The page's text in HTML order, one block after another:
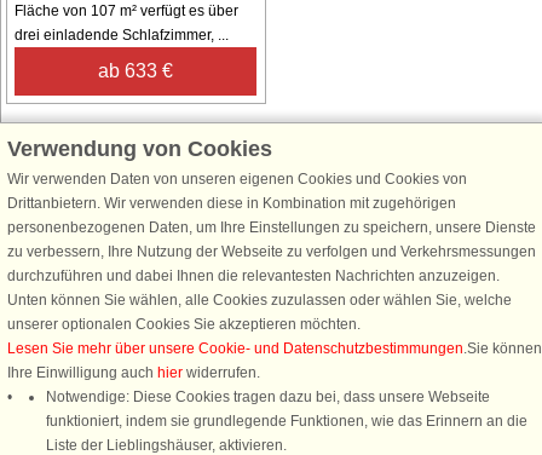
Fläche von 107 m² verfügt es über
drei einladende Schlafzimmer, ...
ab 633 €
Schließen Sie sich 100.000 Ferienhaus-Fans an
Erhalten Sie einen Willkommensgutschein von 25 €für Ihren nächsten
Ferienhausurlaub - melden Sie sich einfach für den DanCenter Newsletter
an. Verpassen Sie nie wieder exklusive Angebote, Gewinnspiele und
Urlaubstipps!
Newsletter abonnieren
Verwendung von Cookies
Wir verwenden Daten von unseren eigenen Cookies und Cookies von
Drittanbietern. Wir verwenden diese in Kombination mit zugehörigen
personenbezogenen Daten, um Ihre Einstellungen zu speichern, unsere Dienste
zu verbessern, Ihre Nutzung der Webseite zu verfolgen und Verkehrsmessungen
durchzuführen und dabei Ihnen die relevantesten Nachrichten anzuzeigen.
Unten können Sie wählen, alle Cookies zuzulassen oder wählen Sie, welche
unserer optionalen Cookies Sie akzeptieren möchten.
Lesen Sie mehr über unsere Cookie- und Datenschutzbestimmungen.Sie können
Ihre Einwilligung auch hier widerrufen.
Notwendige: Diese Cookies tragen dazu bei, dass unsere Webseite
funktioniert, indem sie grundlegende Funktionen, wie das Erinnern an die
Liste der Lieblingshäuser, aktivieren.